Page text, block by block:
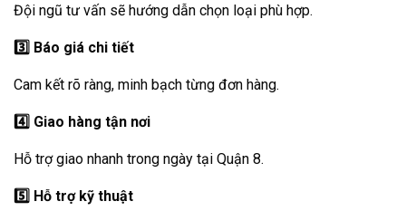
Đội ngũ tư vấn sẽ hướng dẫn chọn loại phù hợp.
3️ Báo giá chi tiết
Cam kết rõ ràng, minh bạch từng đơn hàng.
4️ Giao hàng tận nơi
Hỗ trợ giao nhanh trong ngày tại Quận 8.
5️ Hỗ trợ kỹ thuật